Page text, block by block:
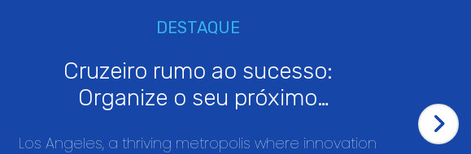
DESTAQUE
Cruzeiro rumo ao sucesso:
Organize o seu próximo
Los Angeles, a thriving metropolis where innovation